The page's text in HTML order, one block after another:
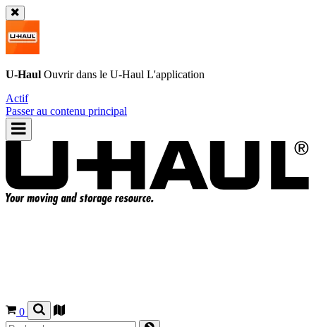
U-Haul Ouvrir dans le U-Haul L'application
Actif
Passer au contenu principal
0